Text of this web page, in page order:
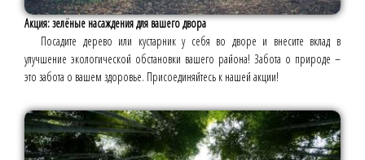
Акция: зелёные насаждения для вашего двора
Посадите дерево или кустарник у себя во дворе и внесите вклад в
улучшение экологической обстановки вашего района! Забота о природе –
это забота о вашем здоровье. Присоединяйтесь к нашей акции!